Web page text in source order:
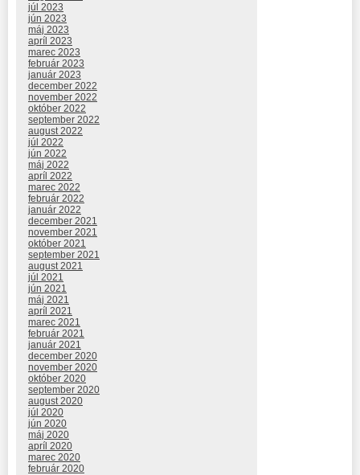
júl 2023
jún 2023
máj 2023
apríl 2023
marec 2023
február 2023
január 2023
december 2022
november 2022
október 2022
september 2022
august 2022
júl 2022
jún 2022
máj 2022
apríl 2022
marec 2022
február 2022
január 2022
december 2021
november 2021
október 2021
september 2021
august 2021
júl 2021
jún 2021
máj 2021
apríl 2021
marec 2021
február 2021
január 2021
december 2020
november 2020
október 2020
september 2020
august 2020
júl 2020
jún 2020
máj 2020
apríl 2020
marec 2020
február 2020